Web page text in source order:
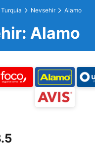
Turquia Nevsehir Alamo
Alamo